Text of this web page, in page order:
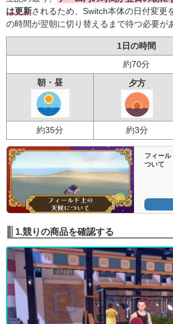
は更新されるため、Switch本体の日付変更
の時間が翌朝に切り替えるまで待つ必要が
1日の時間
約70分
朝・昼
夕方
約35分 約3分
フィー
ついて
1.競りの商品を確認する